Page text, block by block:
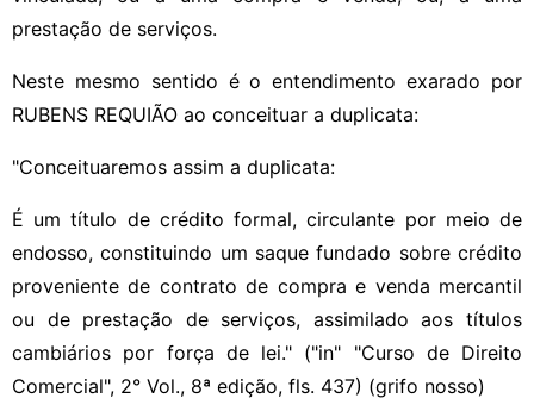
prestação de serviços.
Neste mesmo sentido é o entendimento exarado por
RUBENS REQUIÃO ao conceituar a duplicata:
"Conceituaremos assim a duplicata:
É um título de crédito formal, circulante por meio de
endosso, constituindo um saque fundado sobre crédito
proveniente de contrato de compra e venda mercantil
ou de prestação de serviços, assimilado aos títulos
cambiários por força de lei." ("in" "Curso de Direito
Comercial", 2° Vol., 8ª edição, fls. 437) (grifo nosso)